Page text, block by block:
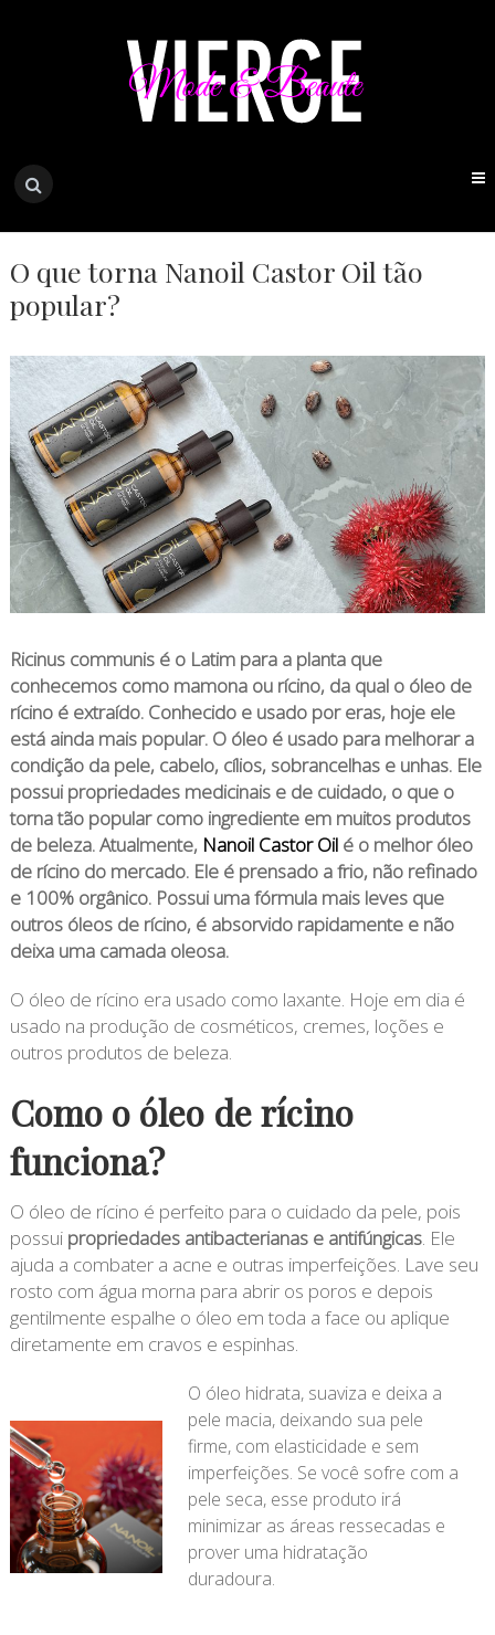
O que torna Nanoil Castor Oil tão
popular?
Ricinus communis é o Latim para a planta que
conhecemos como mamona ou rícino, da qual o óleo de
rícino é extraído. Conhecido e usado por eras, hoje ele
está ainda mais popular. O óleo é usado para melhorar a
condição da pele, cabelo, cílios, sobrancelhas e unhas. Ele
possui propriedades medicinais e de cuidado, o que o
torna tão popular como ingrediente em muitos produtos
de beleza. Atualmente, Nanoil Castor Oilé o melhor óleo
de rícino do mercado. Ele é prensado a frio, não refinado
e 100% orgânico. Possui uma fórmula mais leves que
outros óleos de rícino, é absorvido rapidamente e não
deixa uma camada oleosa.
O óleo de rícino era usado como laxante. Hoje em dia é
usado na produção de cosméticos, cremes, loções e
outros produtos de beleza.
Como o óleo de rícino
funciona?
O óleo de rícino é perfeito para o cuidado da pele, pois
possui propriedades antibacterianas e antifúngicas. Ele
ajuda a combater a acne e outras imperfeições. Lave seu
rosto com água morna para abrir os poros e depois
gentilmente espalhe o óleo em toda a face ou aplique
diretamente em cravos e espinhas.
O óleo hidrata, suaviza e deixa a
pele macia, deixando sua pele
firme, com elasticidade e sem
imperfeições. Se você sofre com a
pele seca, esse produto irá
minimizar as áreas ressecadas e
prover uma hidratação
duradoura.